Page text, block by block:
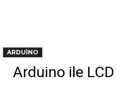
ARDUINO
Arduino ile LCD